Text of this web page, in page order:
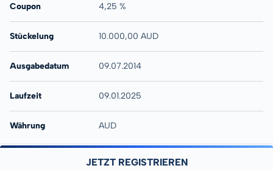
Coupon 4,25 %
Stückelung 10.000,00 AUD
Ausgabedatum 09.07.2014
Laufzeit 09.01.2025
Währung AUD
JETZT REGISTRIEREN